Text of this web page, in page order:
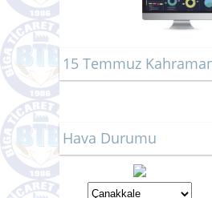
15 Temmuz
Hava Durumu